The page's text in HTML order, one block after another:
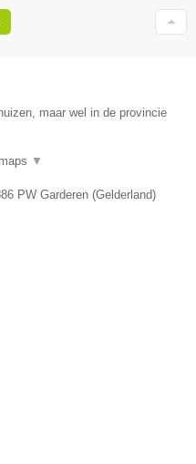
maar wel in de provincie
▼
PW Garderen (Gelderland)